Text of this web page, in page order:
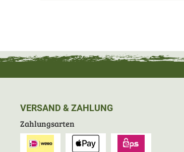
VERSAND & ZAHLUNG
Zahlungsarten